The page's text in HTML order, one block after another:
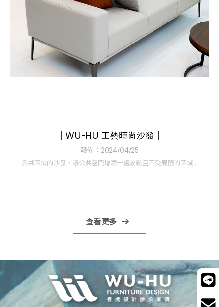
｜WU-HU 工藝時尚沙發｜
發佈：2024/04/25
公共區域的沙發，讓公共空間增添一處放鬆且不受局限的區域...
查看更多